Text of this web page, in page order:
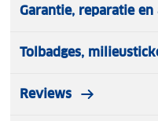
Garantie, reparatie
Tolbadges,
Reviews